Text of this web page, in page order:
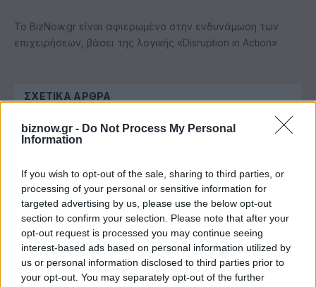
biznow.gr - Do Not Process My Personal
Information
If you wish to opt-out of the sale, sharing to third parties, or
processing of your personal or sensitive information for
targeted advertising by us, please use the below opt-out
section to confirm your selection. Please note that after your
opt-out request is processed you may continue seeing
interest-based ads based on personal information utilized by
us or personal information disclosed to third parties prior to
your opt-out. You may separately opt-out of the further
Το BizNow.gr είναι αφιερωμένο στην ενδυνάμωση των
επιχειρήσεων, βάσει της λογικής «Disruption in Action»
ΣΧΕΤΙΚΆ ΆΡΘΡΑ